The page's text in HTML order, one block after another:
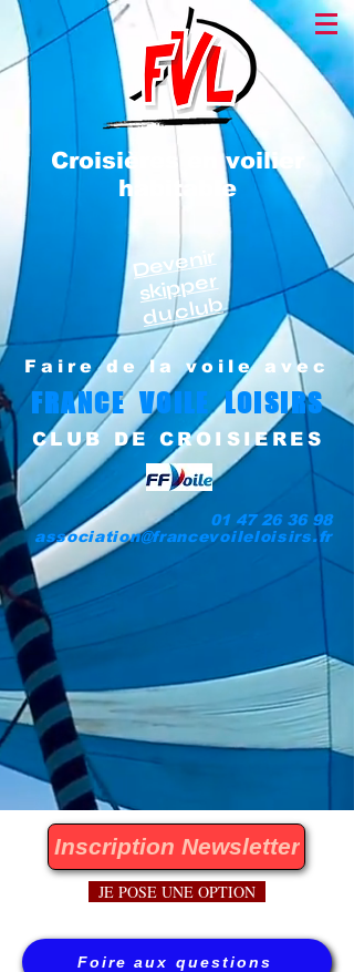
Croisières en voilier
habitable
Devenir
skipper
du club
Faire de la voile avec
FRANCE VOILE LOISIRS
CLUB DE CROISIERES
01 47 26 36 98
association@francevoileloisirs.fr
Inscription Newsletter
JE POSE UNE OPTION
Foire aux questions